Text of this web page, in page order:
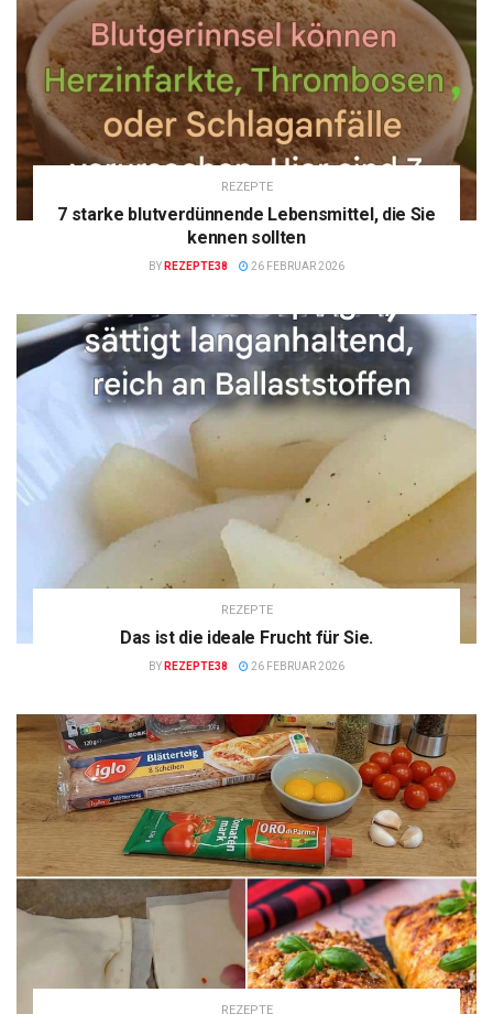
REZEPTE
7 starke blutverdünnende Lebensmittel, die Sie
kennen sollten
BY REZEPTE38 26 FEBRUAR 2026
REZEPTE
Das ist die ideale Frucht für Sie.
BY REZEPTE38 26 FEBRUAR 2026
REZEPTE